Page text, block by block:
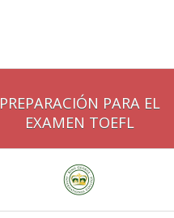
PREPARACIÓN PARA EL
EXAMEN TOEFL